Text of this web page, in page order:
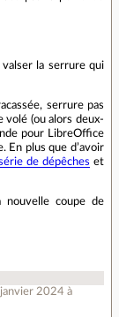
la serrure qui
serrure pas
volé (ou alors deux-
pour LibreOffice
En plus que d’avoir
de dépêches et
nouvelle coupe de
2024 à